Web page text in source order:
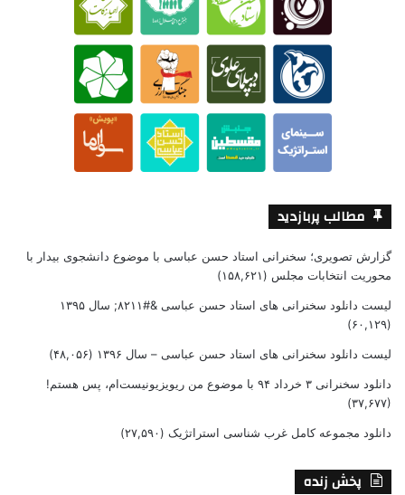
مطالب پربازدید
گزارش تصویری؛ سخنرانی استاد حسن عباسی با موضوع دانشجوی بیدار با
محوریت انتخابات مجلس (۱۵۸,۶۲۱)
لیست دانلود سخنرانی های استاد حسن عباسی &#۸۲۱۱; سال ۱۳۹۵
(۶۰,۱۲۹)
لیست دانلود سخنرانی های استاد حسن عباسی – سال ۱۳۹۶ (۴۸,۰۵۶)
دانلود سخنرانی ۳ خرداد ۹۴ با موضوع من ریویزیونیست‌ام، پس هستم!
(۳۷,۶۷۷)
دانلود مجموعه کامل غرب شناسی استراتژیک (۲۷,۵۹۰)
پخش زنده